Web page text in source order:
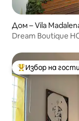
Дом – Vila
Dream Boutique
Най-популярен
Избор на